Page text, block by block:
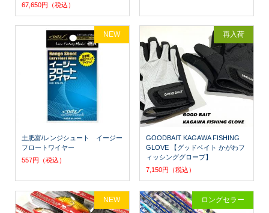
67,650円（税込）
土肥富/レンジシュート イージー
フロートワイヤー
557円（税込）
NEW
GOODBAIT KAGAWA FISHING
GLOVE 【グッドベイト かがわフ
ィッシンググローブ】
7,150円（税込）
再入荷
NEW ロングセラー